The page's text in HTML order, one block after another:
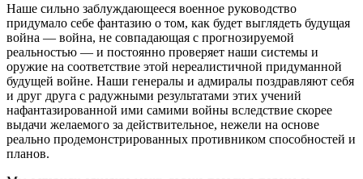
Наше сильно заблуждающееся военное руководство
придумало себе фантазию о том, как будет выглядеть будущая
война — война, не совпадающая с прогнозируемой
реальностью — и постоянно проверяет наши системы и
оружие на соответствие этой нереалистичной придуманной
будущей войне. Наши генералы и адмиралы поздравляют себя
и друг друга с радужными результатами этих учений
нафантазированной ими самими войны вследствие скорее
выдачи желаемого за действительное, нежели на основе
реально продемонстрированных противником способностей и
планов.